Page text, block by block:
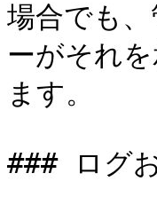
場合でも
ーがそれ
ます。
### ログ